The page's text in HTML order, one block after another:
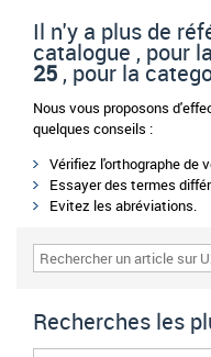
Il n'y a plus de
catalogue , pour
25 , pour la
Nous vous proposons
quelques conseils :
Vérifiez l'orthographe de
Essayer des termes
Evitez les abréviations.
Recherches les